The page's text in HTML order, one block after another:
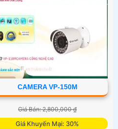
CAMERA VP-150M
Giá Bán: 2,800,000 ₫
Giá Khuyến Mại: 30%